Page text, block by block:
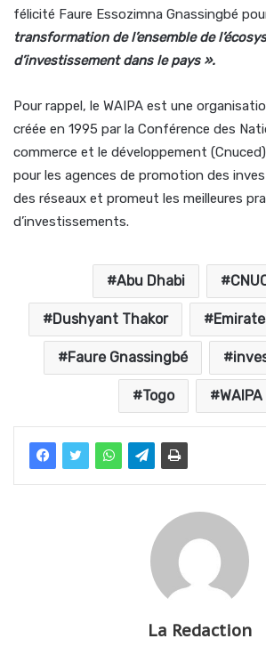
félicité Faure Essozimna Gnassingbé
transformation de l’ensemble de
d’investissement dans le pays ».
Pour rappel, le WAIPA est une
créée en 1995 par la Conférence des
commerce et le développement
pour les agences de promotion des
des réseaux et promeut les meilleures
d’investissements.
Abu Dhabi
Dushyant Thakor
Faure Gnassingbé
Togo WAIPA
La Redaction